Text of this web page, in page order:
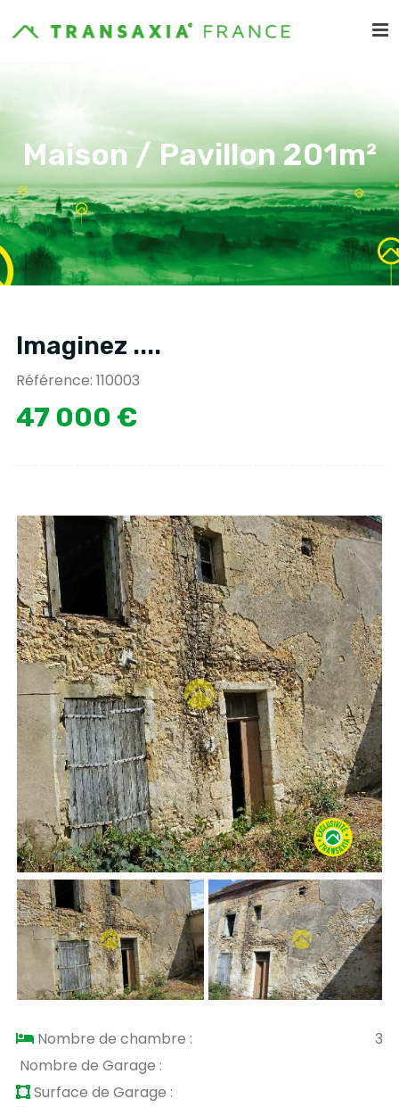
Maison / Pavillon 201m²
Imaginez ....
Référence: 110003
47 000 €
Nombre de chambre :
3
Nombre de Garage :
Surface de Garage :